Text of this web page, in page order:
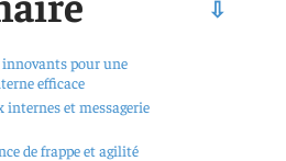
pour une
efficace
internes et messagerie
de frappe et agilité